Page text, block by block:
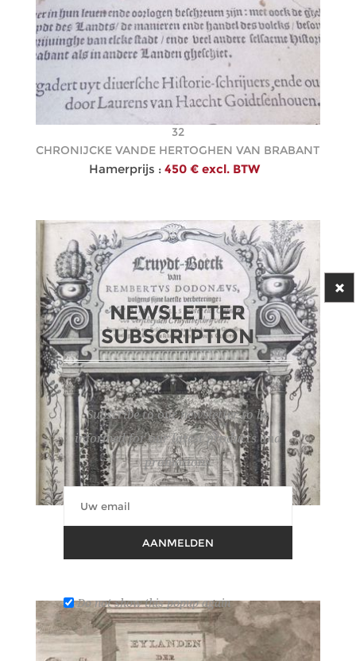
32
CHRONIJCKE VANDE HERTOGHEN VAN BRABANT
Hamerprijs : 450 € excl. BTW
CRUYDT-BOECK
Hamerprijs : 2.200 € excl. BTW
NEWSLETTER
SUBSCRIPTION
Subscribe to our newsletter to be
informed for our latest products and
promotions
AANMELDEN
Do not show this popup again